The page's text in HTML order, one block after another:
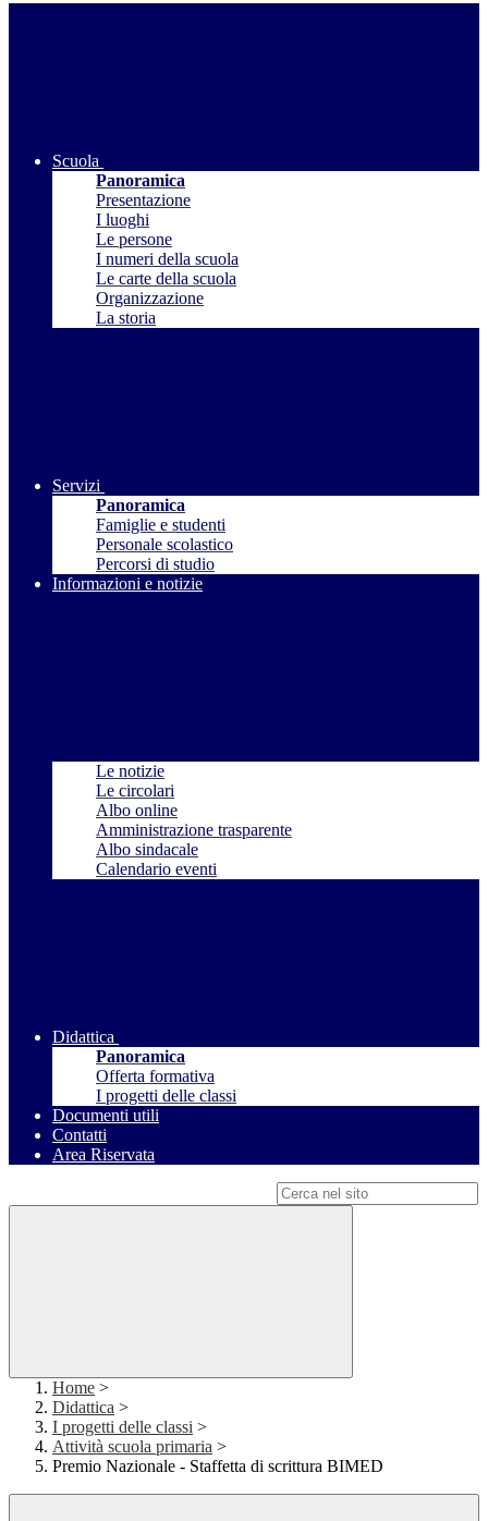
Scuola
Panoramica
Presentazione
I luoghi
Le persone
I numeri della scuola
Le carte della scuola
Organizzazione
La storia
Servizi
Panoramica
Famiglie e studenti
Personale scolastico
Percorsi di studio
Informazioni e notizie
Le notizie
Le circolari
Albo online
Amministrazione trasparente
Albo sindacale
Calendario eventi
Didattica
Panoramica
Offerta formativa
I progetti delle classi
Documenti utili
Contatti
Area Riservata
Home >
Didattica >
I progetti delle classi >
Attività scuola primaria >
Premio Nazionale - Staffetta di scrittura BIMED